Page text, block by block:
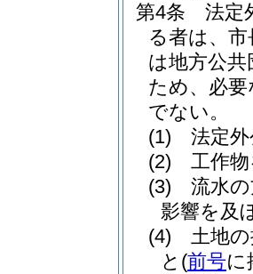
第4条
法定
る者は、
は地方公
ため、必
でない。
(1)
法定
(2)
工作
(3)
流水
影響を及
(4)
土地
と (前号に